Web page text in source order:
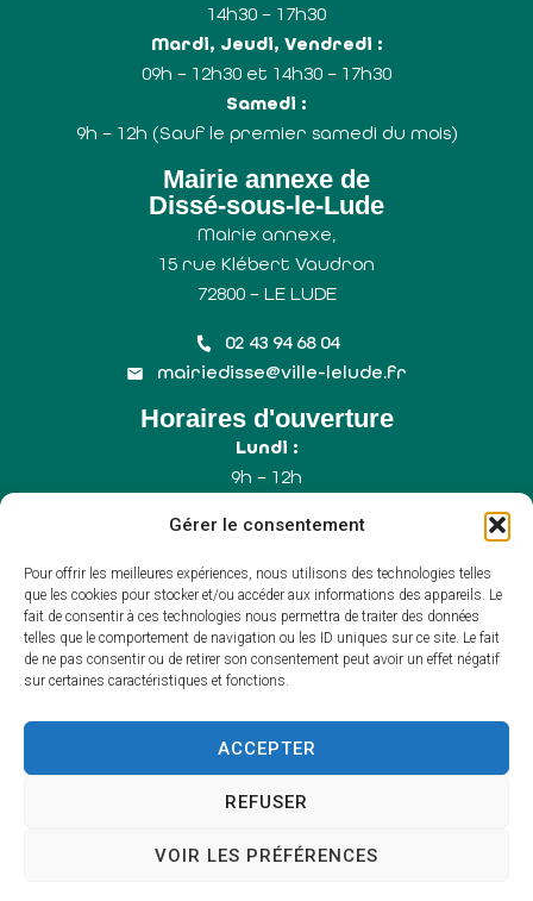
Gérer le consentement
Pour offrir les meilleures expériences, nous utilisons des technologies telles
que les cookies pour stocker et/ou accéder aux informations des appareils. Le
fait de consentir à ces technologies nous permettra de traiter des données
telles que le comportement de navigation ou les ID uniques sur ce site. Le fait
de ne pas consentir ou de retirer son consentement peut avoir un effet négatif
sur certaines caractéristiques et fonctions.
ACCEPTER
REFUSER
VOIR LES PRÉFÉRENCES
14h30 – 17h30
Mardi, Jeudi, Vendredi :
09h – 12h30 et 14h30 – 17h30
Samedi :
9h – 12h (Sauf le premier samedi du mois)
Mairie annexe de
Dissé-sous-le-Lude
Mairie annexe,
15 rue Klébert Vaudron
72800 – LE LUDE
02 43 94 68 04
mairiedisse@ville-lelude.fr
Horaires d'ouverture
Lundi :
9h – 12h
9h – 12h
Samedi :
9h – 12h (Uniquement le 1er samedi du mois)
Accessibilité
Mentions légales
Confidentialité